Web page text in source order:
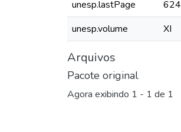
unesp.lastPage
624
unesp.volume
XI
Arquivos
Pacote original
Agora exibindo 1 - 1 de 1